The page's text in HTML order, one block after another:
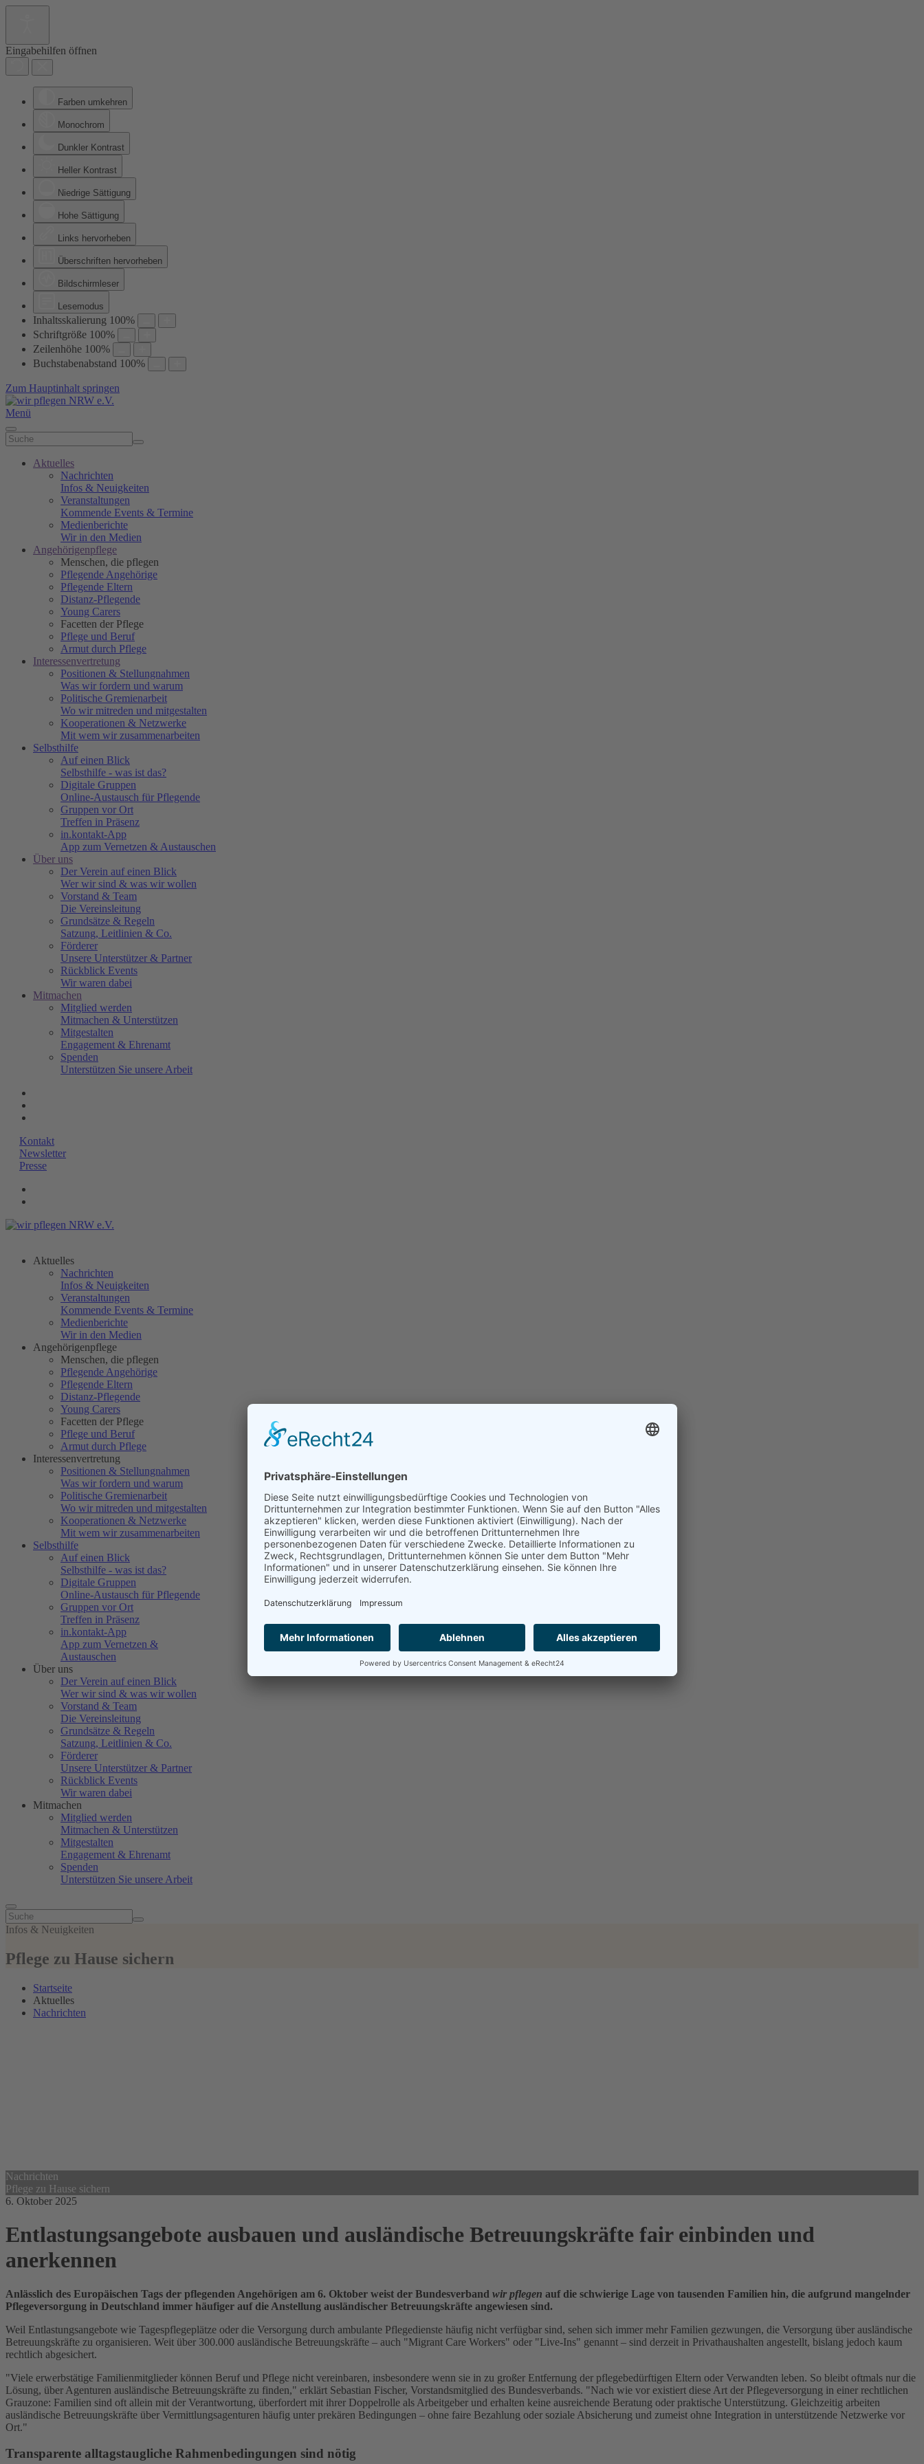
Eingabehilfen öffnen
Farben umkehren
Monochrom
Dunkler Kontrast
Heller Kontrast
Niedrige Sättigung
Hohe Sättigung
Links hervorheben
Überschriften hervorheben
Bildschirmleser
Lesemodus
Inhaltsskalierung 100%
Schriftgröße 100%
Zeilenhöhe 100%
Buchstabenabstand 100%
Zum Hauptinhalt springen
Menü
Aktuelles
Nachrichten
Infos & Neuigkeiten
Veranstaltungen
Kommende Events & Termine
Medienberichte
Wir in den Medien
Angehörigenpflege
Menschen, die pflegen
Pflegende Angehörige
Pflegende Eltern
Distanz-Pflegende
Young Carers
Facetten der Pflege
Pflege und Beruf
Armut durch Pflege
Interessenvertretung
Positionen & Stellungnahmen
Was wir fordern und warum
Politische Gremienarbeit
Wo wir mitreden und mitgestalten
Kooperationen & Netzwerke
Mit wem wir zusammenarbeiten
Selbsthilfe
Auf einen Blick
Selbsthilfe - was ist das?
Digitale Gruppen
Online-Austausch für Pflegende
Gruppen vor Ort
Treffen in Präsenz
in.kontakt-App
App zum Vernetzen & Austauschen
Über uns
Der Verein auf einen Blick
Wer wir sind & was wir wollen
Vorstand & Team
Die Vereinsleitung
Grundsätze & Regeln
Satzung, Leitlinien & Co.
Förderer
Unsere Unterstützer & Partner
Rückblick Events
Wir waren dabei
Mitmachen
Mitglied werden
Mitmachen & Unterstützen
Mitgestalten
Engagement & Ehrenamt
Spenden
Unterstützen Sie unsere Arbeit
Kontakt
Newsletter
Presse
Aktuelles
Nachrichten
Infos & Neuigkeiten
Veranstaltungen
Kommende Events & Termine
Medienberichte
Wir in den Medien
Angehörigenpflege
Menschen, die pflegen
Pflegende Angehörige
Pflegende Eltern
Distanz-Pflegende
Young Carers
Facetten der Pflege
Pflege und Beruf
Armut durch Pflege
Interessenvertretung
Positionen & Stellungnahmen
Was wir fordern und warum
Politische Gremienarbeit
Wo wir mitreden und mitgestalten
Kooperationen & Netzwerke
Mit wem wir zusammenarbeiten
Selbsthilfe
Auf einen Blick
Selbsthilfe - was ist das?
Digitale Gruppen
Online-Austausch für Pflegende
Gruppen vor Ort
Treffen in Präsenz
in.kontakt-App
App zum Vernetzen &
Austauschen
Über uns
Der Verein auf einen Blick
Wer wir sind & was wir wollen
Vorstand & Team
Die Vereinsleitung
Grundsätze & Regeln
Satzung, Leitlinien & Co.
Förderer
Unsere Unterstützer & Partner
Rückblick Events
Wir waren dabei
Mitmachen
Mitglied werden
Mitmachen & Unterstützen
Mitgestalten
Engagement & Ehrenamt
Spenden
Unterstützen Sie unsere Arbeit
Infos & Neuigkeiten
Pflege zu Hause sichern
Startseite
Aktuelles
Nachrichten
Nachrichten
Pflege zu Hause sichern
6. Oktober 2025
Entlastungsangebote ausbauen und ausländische Betreuungskräfte fair einbinden und
anerkennen
Anlässlich des Europäischen Tags der pflegenden Angehörigen am 6. Oktober weist der Bundesverband wir pflegen auf die schwierige Lage von tausenden Familien hin, die aufgrund mangelnder
Pflegeversorgung in Deutschland immer häufiger auf die Anstellung ausländischer Betreuungskräfte angewiesen sind.
Weil Entlastungsangebote wie Tagespflegeplätze oder die Versorgung durch ambulante Pflegedienste häufig nicht verfügbar sind, sehen sich immer mehr Familien gezwungen, die Versorgung über ausländische
Betreuungskräfte zu organisieren. Weit über 300.000 ausländische Betreuungskräfte – auch "Migrant Care Workers" oder "Live-Ins" genannt – sind derzeit in Privathaushalten angestellt, bislang jedoch kaum
rechtlich abgesichert.
"Viele erwerbstätige Familienmitglieder können Beruf und Pflege nicht vereinbaren, insbesondere wenn sie in zu großer Entfernung der pflegebedürftigen Eltern oder Verwandten leben. So bleibt oftmals nur die
Lösung, über Agenturen ausländische Betreuungskräfte zu finden," erklärt Sebastian Fischer, Vorstandsmitglied des Bundesverbands. "Nach wie vor existiert diese Art der Pflegeversorgung in einer rechtlichen
Grauzone: Familien sind oft allein mit der Verantwortung, überfordert mit ihrer Doppelrolle als Arbeitgeber und erhalten keine ausreichende Beratung oder praktische Unterstützung. Gleichzeitig arbeiten
ausländische Betreuungskräfte über Vermittlungsagenturen häufig unter prekären Bedingungen – ohne faire Bezahlung oder soziale Absicherung und zumeist ohne Integration in unterstützende Netzwerke vor
Ort."
Transparente alltagstaugliche Rahmenbedingungen sind nötig